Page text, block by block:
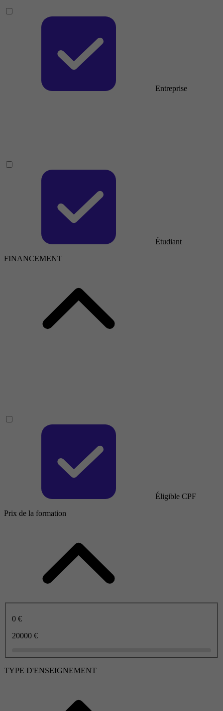
Entreprise
Étudiant
FINANCEMENT
Éligible CPF
Prix de la formation
0 €
20000 €
TYPE D'ENSEIGNEMENT